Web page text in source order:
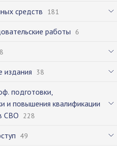
средств 181
работы 6
8
издания 38
подготовки,
и повышения квалификации
СВО 228
49